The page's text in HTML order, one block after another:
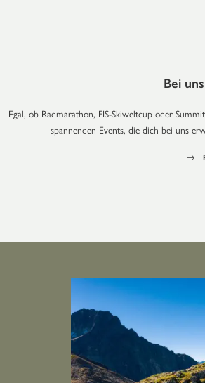
Bei
Egal, ob Radmarathon, FIS-Skiweltcup oder
spannenden Events, die dich bei uns